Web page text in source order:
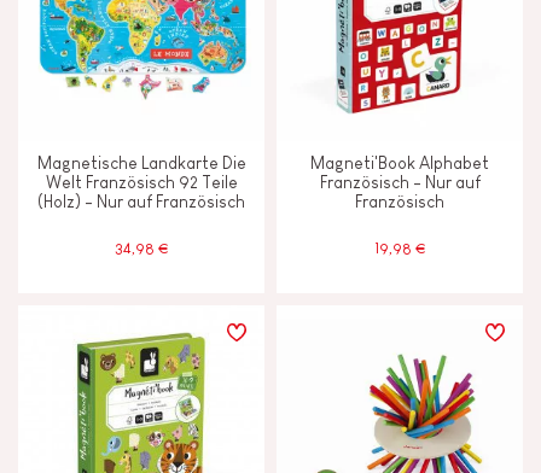
Anfassen, sehen und hören
Ausdenken, erfinden und erschaffen
Bauen und entwerfen
Aufnahmefähigkeit
Lesen, schreiben und zählen
Motorik und Tastsinn
Magnetische Landkarte Die
Welt Französisch 92 Teile
(Holz) - Nur auf Französisch
34,98 €
Magneti'Book Alphabet
Französisch - Nur auf
Französisch
19,98 €